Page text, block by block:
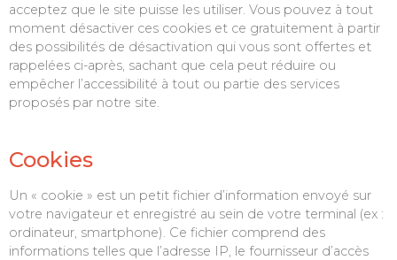
acceptez que le site puisse les utiliser. Vous pouvez à tout
moment désactiver ces cookies et ce gratuitement à partir
des possibilités de désactivation qui vous sont offertes et
rappelées ci-après, sachant que cela peut réduire ou
empêcher l’accessibilité à tout ou partie des services
proposés par notre site.
Cookies
Un « cookie » est un petit fichier d’information envoyé sur
votre navigateur et enregistré au sein de votre terminal (ex :
ordinateur, smartphone). Ce fichier comprend des
informations telles que l’adresse IP, le fournisseur d’accès